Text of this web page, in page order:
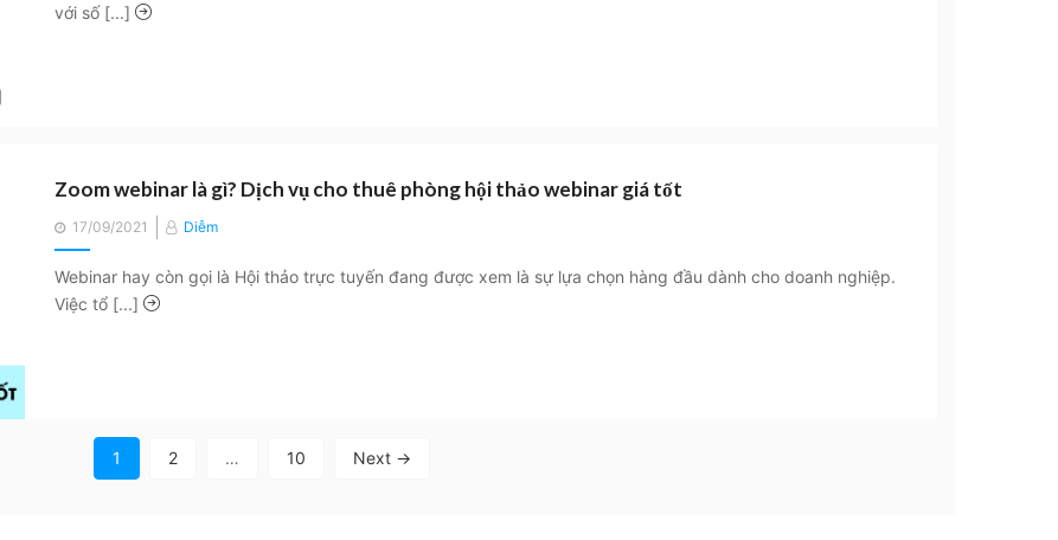
với số [...]
Zoom webinar là gì? Dịch vụ cho thuê phòng hội thảo webinar giá tốt
Posted
on
17/09/2021 Diễm
Webinar hay còn gọi là Hội thảo trực tuyến đang được xem là sự lựa chọn hàng đầu dành cho doanh nghiệp.
Việc tổ [...]
1 2 … 10 Next →